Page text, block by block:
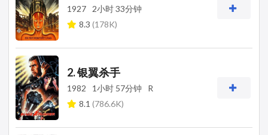
1927
2小时 33分钟
8.3 (178K)
2. 银翼杀手
1982 1小时 57分钟
R
8.1 (786.6K)